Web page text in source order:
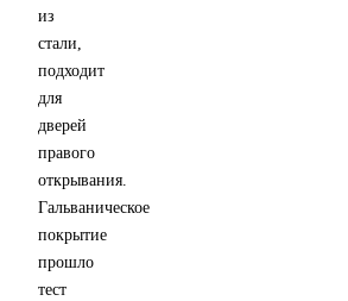
из
стали,
подходит
для
дверей
правого
открывания.
Гальваническое
покрытие
прошло
тест